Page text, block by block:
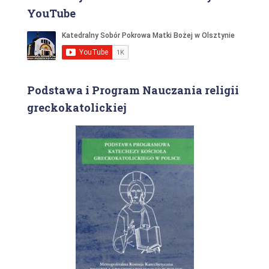
YouTube
Podstawa i Program Nauczania religii
greckokatolickiej